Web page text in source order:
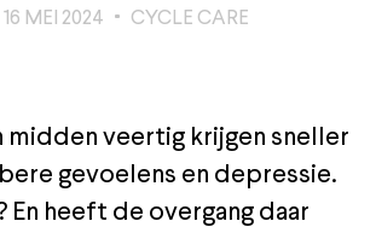
16 MEI 2024 CYCLE CARE
midden veertig krijgen sneller
gevoelens en depressie.
En heeft de overgang daar